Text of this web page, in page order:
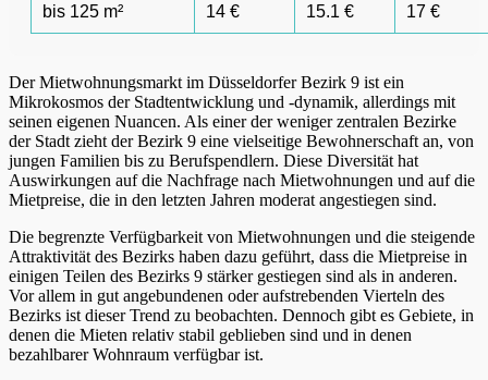
bis 125 m² 14 € 15.1 € 17 €
Der Mietwohnungsmarkt im Düsseldorfer Bezirk 9 ist ein
Mikrokosmos der Stadtentwicklung und -dynamik, allerdings mit
seinen eigenen Nuancen. Als einer der weniger zentralen Bezirke
der Stadt zieht der Bezirk 9 eine vielseitige Bewohnerschaft an, von
jungen Familien bis zu Berufspendlern. Diese Diversität hat
Auswirkungen auf die Nachfrage nach Mietwohnungen und auf die
Mietpreise, die in den letzten Jahren moderat angestiegen sind.
Die begrenzte Verfügbarkeit von Mietwohnungen und die steigende
Attraktivität des Bezirks haben dazu geführt, dass die Mietpreise in
einigen Teilen des Bezirks 9 stärker gestiegen sind als in anderen.
Vor allem in gut angebundenen oder aufstrebenden Vierteln des
Bezirks ist dieser Trend zu beobachten. Dennoch gibt es Gebiete, in
denen die Mieten relativ stabil geblieben sind und in denen
bezahlbarer Wohnraum verfügbar ist.